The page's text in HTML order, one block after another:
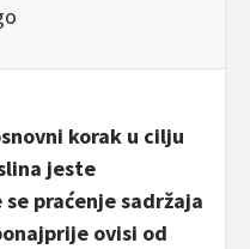
korak u cilju
jeste
praćenje sadržaja
ovisi od